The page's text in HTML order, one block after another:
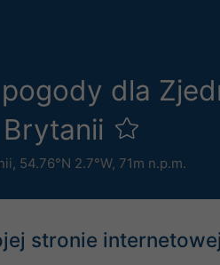
dla
, 54.76°N 2.7°W, 71m n.p.m.
stronie internetowej